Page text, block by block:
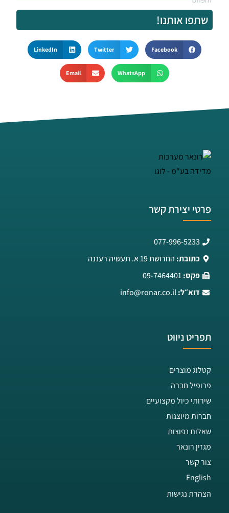
שתפו אותנו!
Facebook
Twitter
LinkedIn
WhatsApp
Email
פרטי יצירת קשר
077-996-5233
כתובת: החרושת 19 א. תעשיה רעננה
פקס:09-7464401
דוא״ל: info@ronar.co.il
תפריט ניווט
קטלוג מוצרים
פרופיל חברה
שירותי כיול מקצועיים
חברות מיוצגות
שאלות נפוצות
מגזין רונאר
צור קשר
English
הצהרת נגישות